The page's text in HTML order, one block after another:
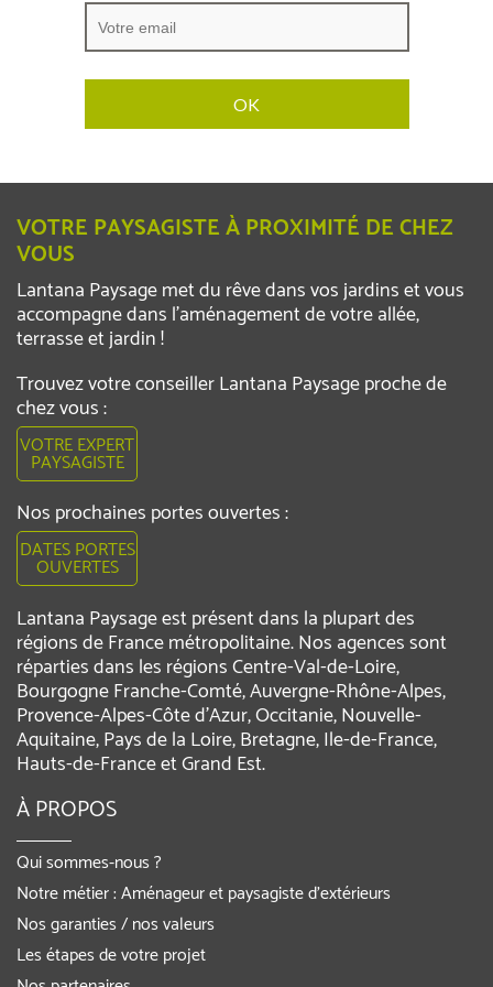
VOTRE PAYSAGISTE À PROXIMITÉ DE CHEZ
VOUS
Lantana Paysage met du rêve dans vos jardins et vous
accompagne dans l’aménagement de votre allée,
terrasse et jardin !
Trouvez votre conseiller Lantana Paysage proche de
chez vous :
VOTRE EXPERT
PAYSAGISTE
Nos prochaines portes ouvertes :
DATES PORTES
OUVERTES
Lantana Paysage est présent dans la plupart des
régions de France métropolitaine. Nos agences sont
réparties dans les régions Centre-Val-de-Loire,
Bourgogne Franche-Comté, Auvergne-Rhône-Alpes,
Provence-Alpes-Côte d'Azur, Occitanie, Nouvelle-
Aquitaine, Pays de la Loire, Bretagne, Ile-de-France,
Hauts-de-France et Grand Est.
À PROPOS
Qui sommes-nous ?
Notre métier : Aménageur et paysagiste d’extérieurs
Nos garanties / nos valeurs
Les étapes de votre projet